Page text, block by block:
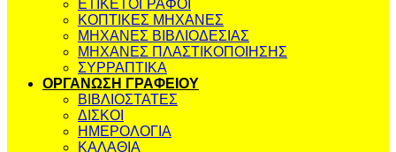
ΕΤΙΚΕΤΟΓΡΑΦΟΙ
ΚΟΠΤΙΚΕΣ ΜΗΧΑΝΕΣ
ΜΗΧΑΝΕΣ ΒΙΒΛΙΟΔΕΣΙΑΣ
ΜΗΧΑΝΕΣ ΠΛΑΣΤΙΚΟΠΟΙΗΣΗΣ
ΣΥΡΡΑΠΤΙΚΑ
ΟΡΓΑΝΩΣΗ ΓΡΑΦΕΙΟΥ
ΒΙΒΛΙΟΣΤΑΤΕΣ
ΔΙΣΚΟΙ
ΗΜΕΡΟΛΟΓΙΑ
ΚΑΛΑΘΙΑ